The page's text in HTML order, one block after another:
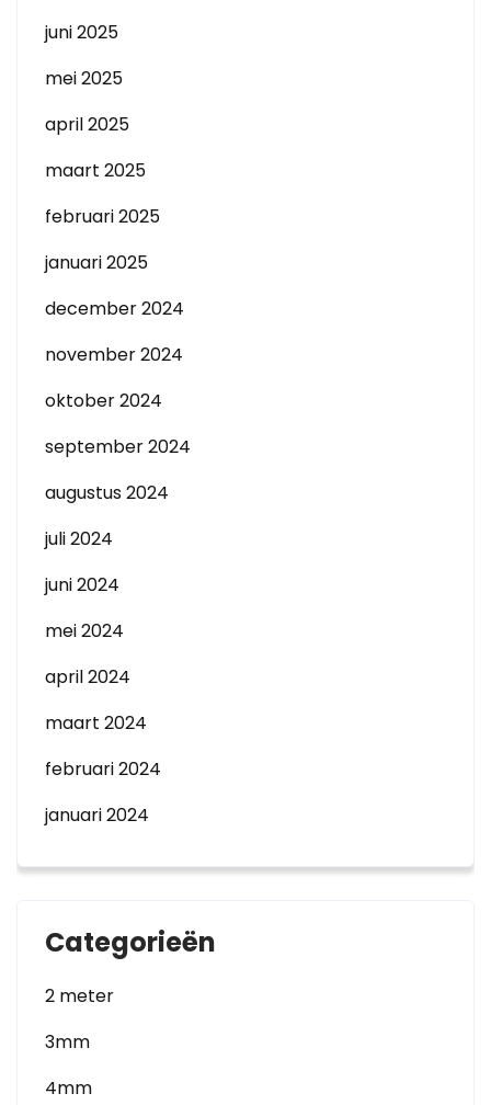
juni 2025
mei 2025
april 2025
maart 2025
februari 2025
januari 2025
december 2024
november 2024
oktober 2024
september 2024
augustus 2024
juli 2024
juni 2024
mei 2024
april 2024
maart 2024
februari 2024
januari 2024
Categorieën
2 meter
3mm
4mm